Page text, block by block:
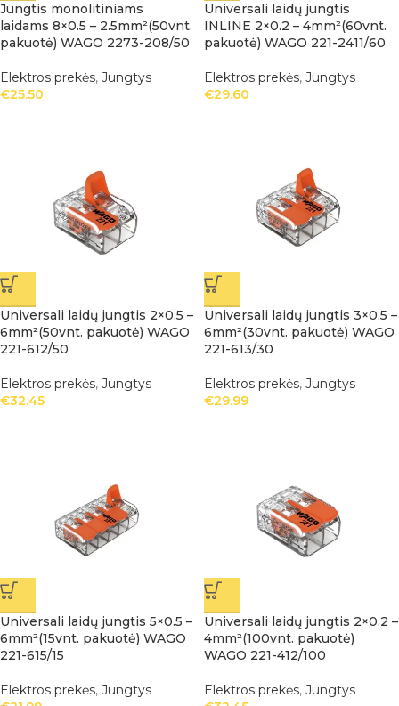
Jungtis monolitiniams
laidams 8×0.5 – 2.5mm²(50vnt.
pakuotė) WAGO 2273-208/50
Elektros prekės, Jungtys
€25.50
Universali laidų jungtis
INLINE 2×0.2 – 4mm²(60vnt.
pakuotė) WAGO 221-2411/60
Elektros prekės, Jungtys
€29.60
Universali laidų jungtis 2×0.5 –
6mm²(50vnt. pakuotė) WAGO
221-612/50
Elektros prekės, Jungtys
€32.45
Universali laidų jungtis 3×0.5 –
6mm²(30vnt. pakuotė) WAGO
221-613/30
Elektros prekės, Jungtys
€29.99
Universali laidų jungtis 5×0.5 –
6mm²(15vnt. pakuotė) WAGO
221-615/15
Elektros prekės, Jungtys
Universali laidų jungtis 2×0.2 –
4mm²(100vnt. pakuotė)
WAGO 221-412/100
Elektros prekės, Jungtys